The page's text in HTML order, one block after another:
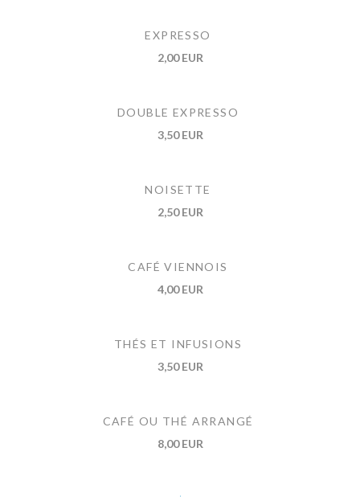
EXPRESSO
2,00 EUR
DOUBLE EXPRESSO
3,50 EUR
NOISETTE
2,50 EUR
CAFÉ VIENNOIS
4,00 EUR
THÉS ET INFUSIONS
3,50 EUR
CAFÉ OU THÉ ARRANGÉ
8,00 EUR